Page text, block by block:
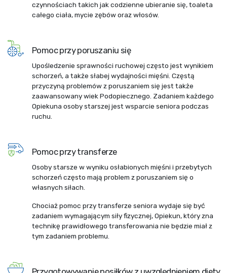
czynnościach takich jak codzienne ubieranie się, toaleta
całego ciała, mycie zębów oraz włosów.
Pomoc przy poruszaniu się
Upośledzenie sprawności ruchowej często jest wynikiem
schorzeń, a także słabej wydajności mięśni. Częstą
przyczyną problemów z poruszaniem się jest także
zaawansowany wiek Podopiecznego. Zadaniem każdego
Opiekuna osoby starszej jest wsparcie seniora podczas
ruchu.
Pomoc przy transferze
Osoby starsze w wyniku osłabionych mięśni i przebytych
schorzeń często mają problem z poruszaniem się o
własnych siłach.
Chociaż pomoc przy transferze seniora wydaje się być
zadaniem wymagającym siły fizycznej, Opiekun, który zna
technikę prawidłowego transferowania nie będzie miał z
tym zadaniem problemu.